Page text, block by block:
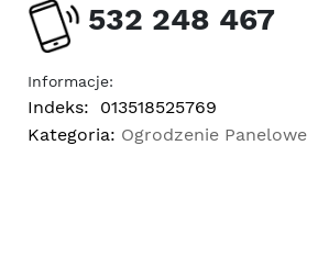
532 248 467
Informacje:
Indeks:
013518525769
Kategoria: Ogrodzenie Panelowe